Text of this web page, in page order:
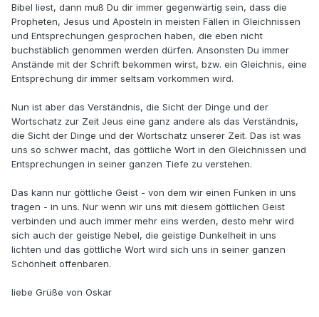
Bibel liest, dann muß Du dir immer gegenwärtig sein, dass die
Propheten, Jesus und Aposteln in meisten Fällen in Gleichnissen
und Entsprechungen gesprochen haben, die eben nicht
buchstäblich genommen werden dürfen. Ansonsten Du immer
Anstände mit der Schrift bekommen wirst, bzw. ein Gleichnis, eine
Entsprechung dir immer seltsam vorkommen wird.
Nun ist aber das Verständnis, die Sicht der Dinge und der
Wortschatz zur Zeit Jeus eine ganz andere als das Verständnis,
die Sicht der Dinge und der Wortschatz unserer Zeit. Das ist was
uns so schwer macht, das göttliche Wort in den Gleichnissen und
Entsprechungen in seiner ganzen Tiefe zu verstehen.
Das kann nur göttliche Geist - von dem wir einen Funken in uns
tragen - in uns. Nur wenn wir uns mit diesem göttlichen Geist
verbinden und auch immer mehr eins werden, desto mehr wird
sich auch der geistige Nebel, die geistige Dunkelheit in uns
lichten und das göttliche Wort wird sich uns in seiner ganzen
Schönheit offenbaren.
liebe Grüße von Oskar